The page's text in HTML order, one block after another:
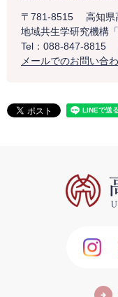
〒781-8515
高知県
地域共生学研究機構
Tel：088-847-8815
メールでのお問い合